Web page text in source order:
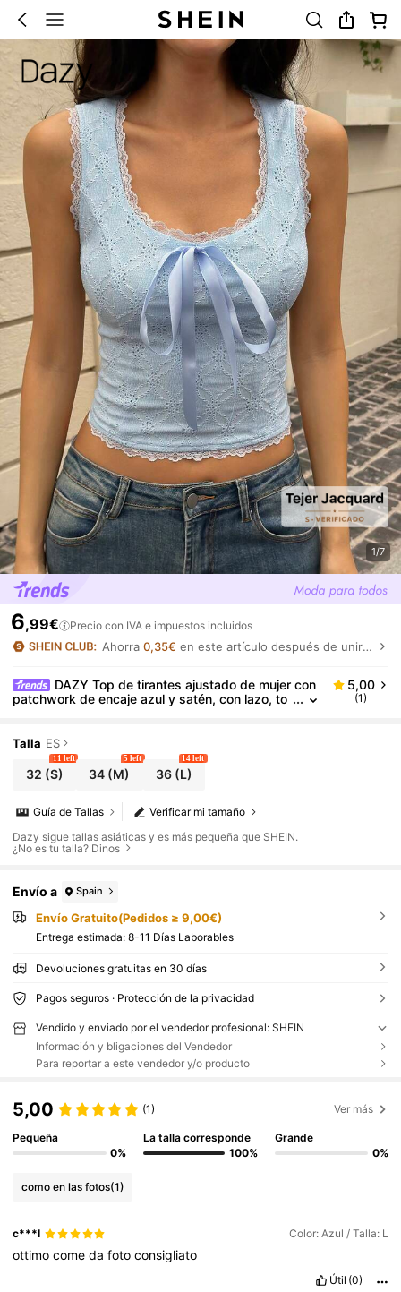
1/7
6,99€ Precio con IVA e impuestos incluidos
Ahorra 0,35€ en este artículo después de unirte.
DAZY Top de tirantes ajustado de mujer con
patchwork de encaje azul y satén, con lazo, to
5,00
(1)
Talla ES
32 (S)
11 left
34 (M)
5 left
36(L)
14 left
Verificar mi tamaño
Guía de Tallas
Dazy sigue tallas asiáticas y es más pequeña que SHEIN.
¿No es tu talla? Dinos
Envío a Spain
Envío Gratuito(Pedidos ≥ 9,00€)
Entrega estimada: 8-11 Días Laborables
Devoluciones gratuitas en 30 días
Pagos seguros · Protección de la privacidad
Vendido y enviado por el vendedor profesional: SHEIN
Información y bligaciones del Vendedor
Para reportar a este vendedor y/o producto
5,00 (1) Ver más
Pequeña
0%
La talla corresponde
100%
Grande
0%
como en las fotos(1)
c***l Color: Azul / Talla: L
ottimocomedafotoconsigliato
Útil (0)